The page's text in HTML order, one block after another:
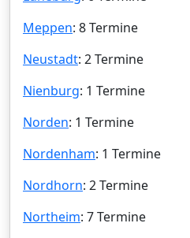
Meppen: 8 Termine
Neustadt: 2 Termine
Nienburg: 1 Termine
Norden: 1 Termine
Nordenham: 1 Termine
Nordhorn: 2 Termine
Northeim: 7 Termine